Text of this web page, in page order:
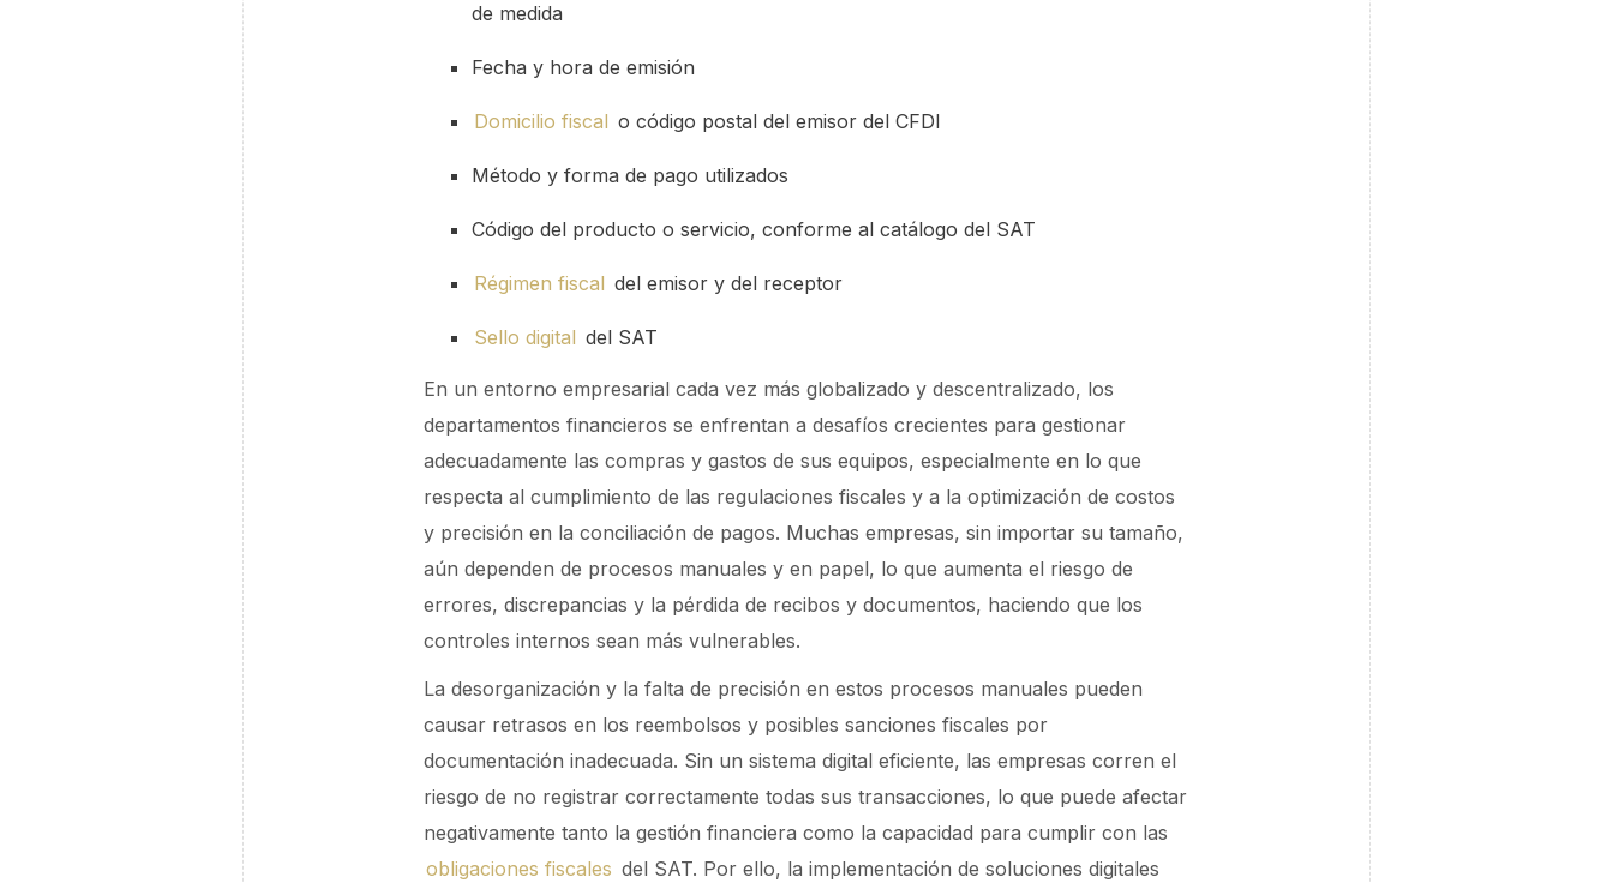
de medida
Fecha y hora de emisión
Domicilio fiscal o código postal del emisor del CFDI
Método y forma de pago utilizados
Código del producto o servicio, conforme al catálogo del SAT
Régimen fiscal del emisor y del receptor
Sello digital del SAT
En un entorno empresarial cada vez más globalizado y descentralizado, los
departamentos financieros se enfrentan a desafíos crecientes para gestionar
adecuadamente las compras y gastos de sus equipos, especialmente en lo que
respecta al cumplimiento de las regulaciones fiscales y a la optimización de costos
y precisión en la conciliación de pagos. Muchas empresas, sin importar su tamaño,
aún dependen de procesos manuales y en papel, lo que aumenta el riesgo de
errores, discrepancias y la pérdida de recibos y documentos, haciendo que los
controles internos sean más vulnerables.
La desorganización y la falta de precisión en estos procesos manuales pueden
causar retrasos en los reembolsos y posibles sanciones fiscales por
documentación inadecuada. Sin un sistema digital eficiente, las empresas corren el
riesgo de no registrar correctamente todas sus transacciones, lo que puede afectar
negativamente tanto la gestión financiera como la capacidad para cumplir con las
obligaciones fiscales del SAT. Por ello, la implementación de soluciones digitales